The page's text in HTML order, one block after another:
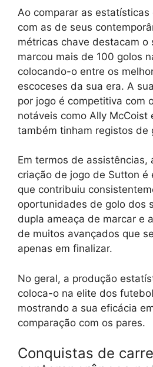
Ao comparar as estatísticas
com as de seus
métricas chave destacam o
marcou mais de 100 golos
colocando-o entre os
escoceses da sua era. A
por jogo é competitiva com
notáveis como Ally McCoist
também tinham registos de
Em termos de assistências,
criação de jogo de Sutton é
que contribuiu
oportunidades de golo dos
dupla ameaça de marcar e
de muitos avançados que
apenas em finalizar.
No geral, a produção
coloca-o na elite dos
mostrando a sua eficácia
comparação com os pares.
Conquistas de